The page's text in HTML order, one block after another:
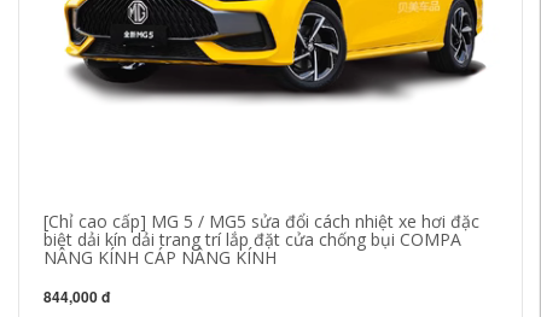
[Chỉ cao cấp] MG 5 / MG5 sửa đổi cách nhiệt xe hơi đặc
biệt dải kín dải trang trí lắp đặt cửa chống bụi COMPA
NÂNG KÍNH CÁP NÂNG KÍNH
844,000 đ